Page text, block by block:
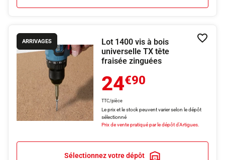
ARRIVAGES
Lot 1400 vis à bois
universelle TX tête
fraisée zinguées
24€90
TTC/pièce
Le prix et le stock peuvent varier selon le dépôt
sélectionné
Prix de vente pratiqué par le dépôt d'Artigues.
Sélectionnez votre dépôt